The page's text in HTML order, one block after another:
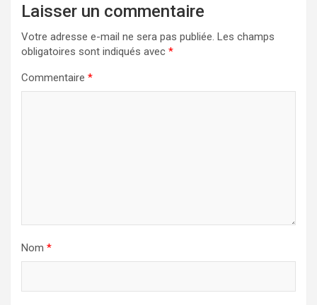
Laisser un commentaire
Votre adresse e-mail ne sera pas publiée. Les champs
obligatoires sont indiqués avec *
Commentaire *
Nom *